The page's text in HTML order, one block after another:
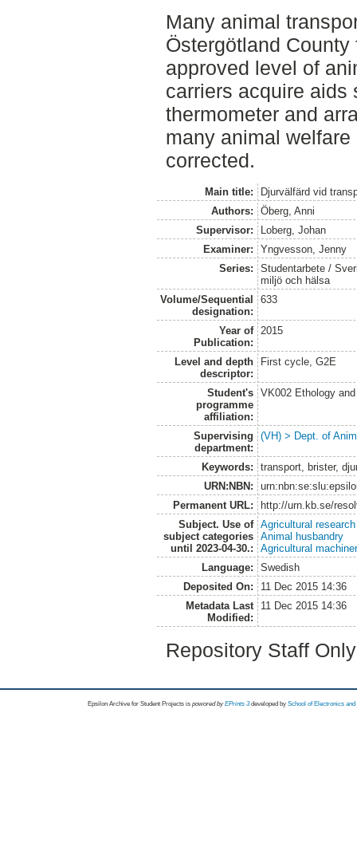
Many animal
Östergötland
approved level of
carriers acquire aids
thermometer and
many animal
corrected.
Main title:
Djurvälfärd vid
Authors:
Öberg, Anni
Supervisor:
Loberg, Johan
Examiner:
Yngvesson, Jenny
Series:
Studentarbete /
miljö och hälsa
Volume/Sequential
designation:
633
Year of
Publication:
2015
Level and depth
descriptor:
First cycle, G2E
Student's
programme
affiliation:
VK002 Ethology
Supervising
department:
(VH) > Dept. of
Keywords:
transport, brister,
URN:NBN:
Permanent URL:
http://urn.kb.se/
Subject. Use of
subject categories
until 2023-04-30.:
Agricultural research
Animal husbandry
Agricultural
Language:
Swedish
Deposited On:
11 Dec 2015 14:36
Metadata Last
Modified:
11 Dec 2015 14:36
Repository Staff
Epsilon Archive for Student Projects is powored byEPrints 3 developed by School of Electronics